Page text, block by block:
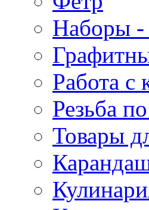
Наборы -
Работа с
Резьба
Товары